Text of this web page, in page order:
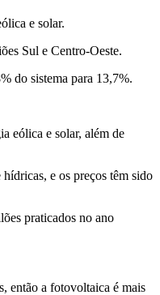
e solar.
Sul e Centro-Oeste.
do sistema para 13,7%.
eólica e solar, além de
e os preços têm sido
praticados no ano
então a fotovoltaica é mais